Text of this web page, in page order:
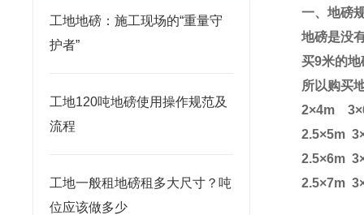
工地地磅：施工现场的“重量守
护者”
工地120吨地磅使用操作规范及
流程
工地一般租地磅租多大尺寸？吨
位应该做多少
一、地磅
地磅是没
买9米的地
所以购买
2×4m 3×
2.5×5m 3
2.5×6m 3
2.5×7m 3